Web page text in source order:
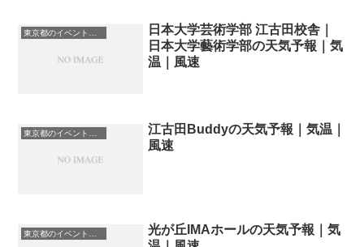
日本大学芸術学部 江古田校舎｜
日本大学藝術学部の天気予報｜気
温｜風速
江古田Buddyの天気予報｜気温｜
風速
光が丘IMAホールの天気予報｜気